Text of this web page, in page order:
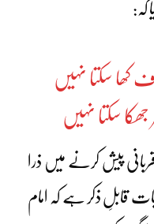
کہ:
کھا سکتا نہیں
سکتا نہیں
پیش کرنے میں ذرا
قابلِ ذکر ہے کہ امام